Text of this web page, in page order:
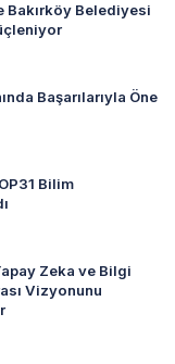
Bakırköy Belediyesi
Başarılarıyla Öne
Bilim
Zeka ve Bilgi
Vizyonunu